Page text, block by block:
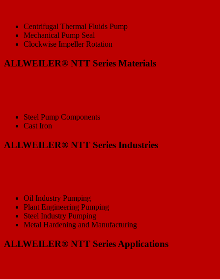
Centrifugal Thermal Fluids Pump
Mechanical Pump Seal
Clockwise Impeller Rotation
ALLWEILER® NTT Series Materials
Steel Pump Components
Cast Iron
ALLWEILER® NTT Series Industries
Oil Industry Pumping
Plant Engineering Pumping
Steel Industry Pumping
Metal Hardening and Manufacturing
ALLWEILER® NTT Series Applications